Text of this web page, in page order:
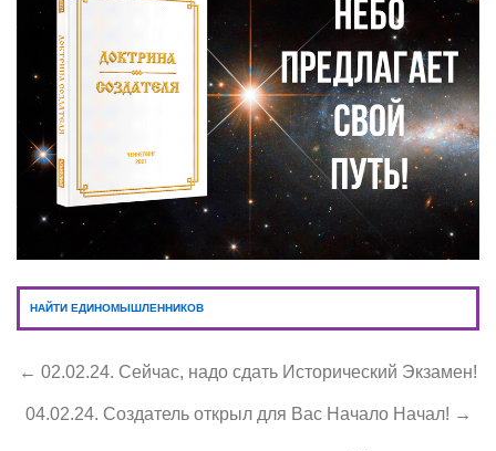
НАЙТИ ЕДИНОМЫШЛЕННИКОВ
← 02.02.24. Сейчас, надо сдать Исторический Экзамен!
04.02.24. Создатель открыл для Вас Начало Начал! →